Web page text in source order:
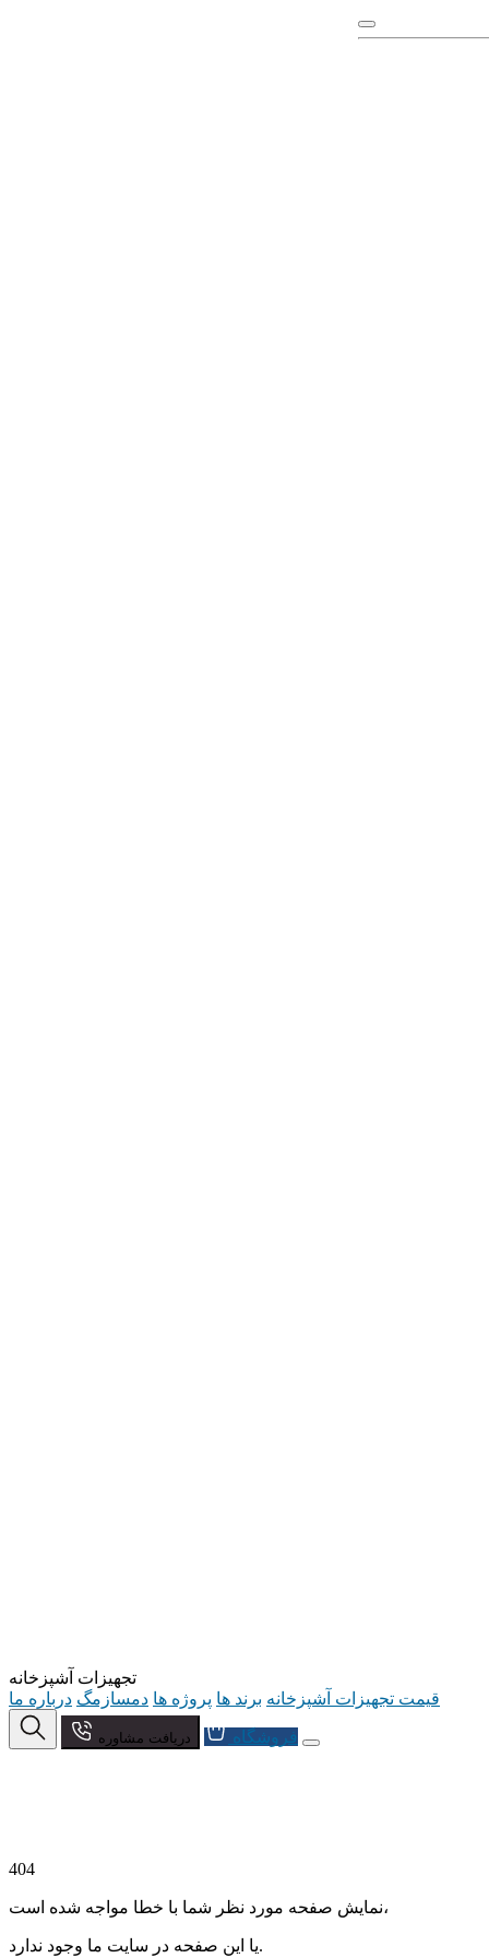
تجهیزات آشپزخانه
قیمت تجهیزات آشپزخانه برند ها پروژه ها دمسازمگ درباره ما
دریافت مشاوره فروشگاه
404
نمایش صفحه مورد نظر شما با خطا مواجه شده است،
یا این صفحه در سایت ما وجود ندارد.